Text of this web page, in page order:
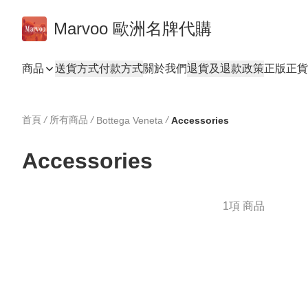
Marvoo 歐洲名牌代購
商品 送貨方式付款方式關於我們退貨及退款政策正版正
首頁 / 所有商品 / Bottega Veneta / Accessories
Accessories
1項 商品